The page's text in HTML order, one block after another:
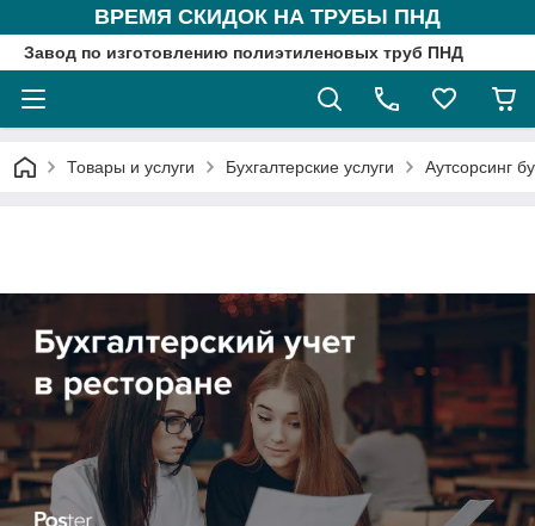
ВРЕМЯ СКИДОК НА ТРУБЫ ПНД
Завод по изготовлению полиэтиленовых труб ПНД
Товары и услуги Бухгалтерские услуги Аутсорсинг